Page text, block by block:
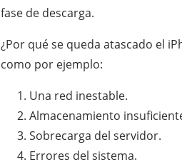
fase de descarga.
¿Por qué se queda atascado el
como por ejemplo:
Una red inestable.
Almacenamiento
Sobrecarga del servidor.
Errores del sistema.